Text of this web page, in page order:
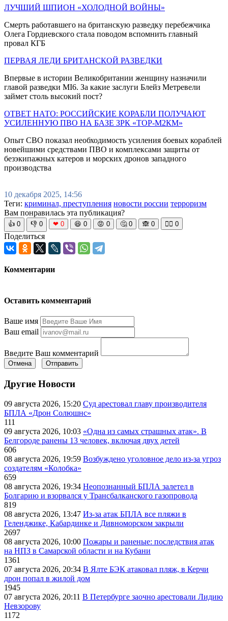
ЛУЧШИЙ ШПИОН «ХОЛОДНОЙ ВОЙНЫ»
Смерть работавшего на британскую разведку перебежчика
Олега Гордиевского стала поводом вспомнить главный
провал КГБ
ПЕРВАЯ ЛЕДИ БРИТАНСКОЙ РАЗВЕДКИ
Впервые в истории Великобритании женщину назначили
главой разведки MI6. За какие заслуги Блейз Метревели
займет столь высокий пост?
ОТВЕТ НАТО: РОССИЙСКИЕ КОРАБЛИ ПОЛУЧАЮТ
УСИЛЕННУЮ ПВО НА БАЗЕ ЗРК «ТОР-М2КМ»
Опыт СВО показал необходимость усиления боевых кораблей
новейшими средствами ПВО и комплексами защиты от
безэкипажных катеров и морских дронов западного
производства
10 декабря 2025, 14:56
Теги: криминал, преступления новости россии терроризм
Вам понравилась эта публикация?
👍 0 👎 0 ❤ 0 😆 0 😡 0 🤔 0 🙈 0 🧘‍♀️ 0
Поделиться
Комментарии
Оставить комментарий
Ваше имя
Ваш email
Введите Ваш комментарий
Отмена Отправить
Другие Новости
09 августа 2026, 15:20 Суд арестовал главу производителя
БПЛА «Дрон Солюшнс»
111
09 августа 2026, 10:03 «Одна из самых страшных атак». В
Белгороде ранены 13 человек, включая двух детей
606
08 августа 2026, 19:59 Возбуждено уголовное дело из-за угроз
создателям «Колобка»
659
08 августа 2026, 19:34 Неопознанный БПЛА залетел в
Болгарию и взорвался у Трансбалканского газопровода
819
08 августа 2026, 13:47 Из-за атак БПЛА все пляжи в
Геленджике, Кабардинке и Дивноморском закрыли
2697
08 августа 2026, 10:00 Пожары и раненые: последствия атак
на НПЗ в Самарской области и на Кубани
1361
07 августа 2026, 20:34 В Ялте БЭК атаковал пляж, в Керчи
дрон попал в жилой дом
1945
07 августа 2026, 20:11 В Петербурге заочно арестовали Лидию
Невзорову
1172